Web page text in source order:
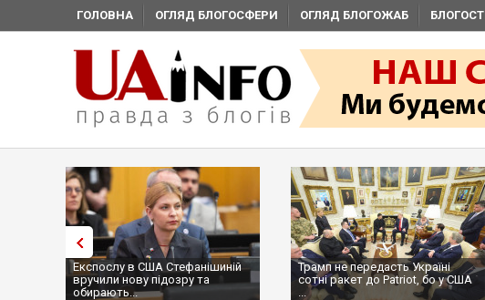
ГОЛОВНА ОГЛЯД БЛОГОСФЕРИ ОГЛЯД БЛОГОЖАБ
Експослу в США Стефанішиній
вручили нову підозру та
обирають...
Трамп не передасть Україні
сотні ракет до Patriot, бо у США
...